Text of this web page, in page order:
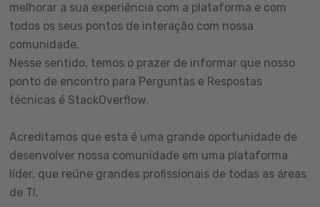
melhorar a sua experiência com a plataforma e com
todos os seus pontos de interação com nossa
comunidade.
Nesse sentido, temos o prazer de informar que nosso
ponto de encontro para Perguntas e Respostas
técnicas é StackOverflow.
Acreditamos que esta é uma grande oportunidade de
desenvolver nossa comunidade em uma plataforma
líder, que reúne grandes profissionais de todas as áreas
de TI.